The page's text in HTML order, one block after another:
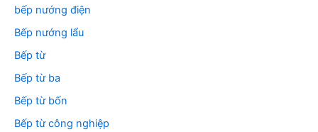
bếp nướng điện
Bếp nướng lẩu
Bếp từ
Bếp từ ba
Bếp từ bốn
Bếp từ công nghiệp